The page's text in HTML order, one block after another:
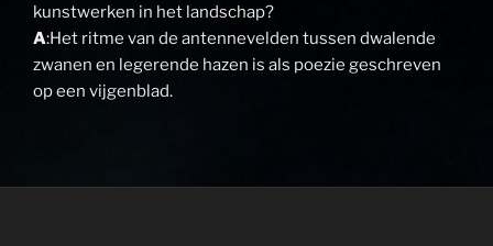
kunstwerken in het landschap?
A:Het ritme van de antennevelden tussen dwalende
zwanen en legerende hazen is als poezie geschreven
op een vijgenblad.